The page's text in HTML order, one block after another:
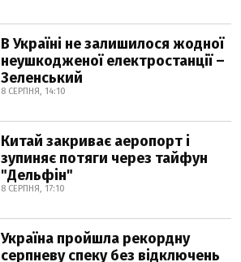
В Україні не залишилося жодної
неушкодженої електростанції –
Зеленський
8 СЕРПНЯ, 14:10
Китай закриває аеропорт і
зупиняє потяги через тайфун
"Дельфін"
8 СЕРПНЯ, 17:10
Україна пройшла рекордну
серпневу спеку без відключень